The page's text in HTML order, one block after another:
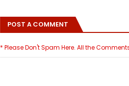
POST A COMMENT
* Please Don't Spam Here. All the